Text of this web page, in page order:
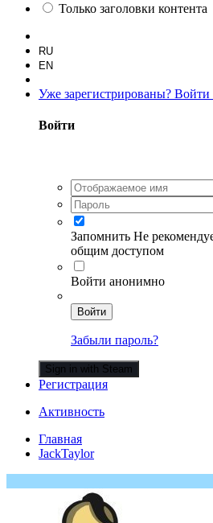
Только заголовки контента
RU
EN
Уже зарегистрированы? Войти
Войти
Запомнить Не
общим доступом
Войти анонимно
Войти
Забыли пароль?
Sign in with Steam
Регистрация
Активность
Главная
JackTaylor